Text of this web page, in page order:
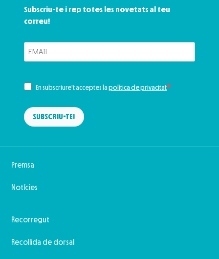
Subscriu-te i rep totes les novetats al teu
correu!
En subscriure't acceptes lapolítica de privacitat
SUBSCRIU-TE!
Premsa
Notícies
Recorregut
Recollida de dorsal